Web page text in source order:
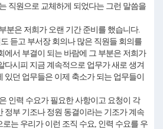
직원으로 교체하게 되었다는 그런 말씀을
분은 저희가 오랜 기간 준비를 했습니다.
듣고 부서장 회의나 많은 직원들 회의를
에서 부결이 되는 바람에 그 부분은 저희가
다시피 지금 계속적으로 업무가 새로 생겨
있던 업무들은 이제 축소가 되는 업무들이
인력 수요가 필요한 사항이고 요청이 각
정부 기조나 정원 동결이라는 기조가 계속
는 우리가 이런 조직 수요, 인력 수요를 우